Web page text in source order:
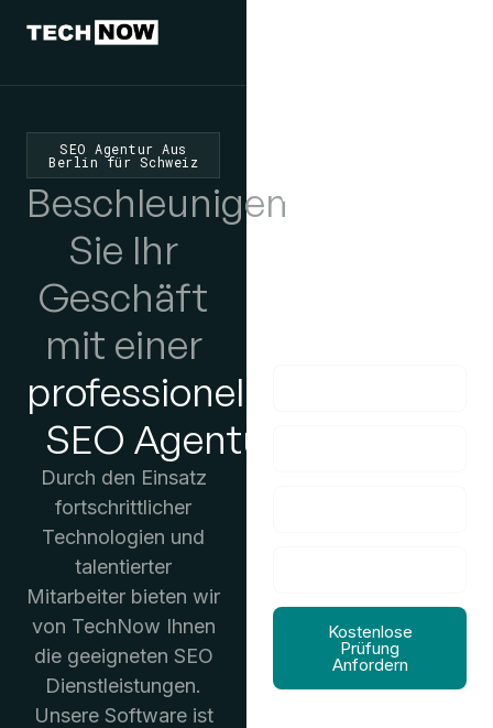
SEO Agentur Aus
Berlin für Schweiz
Beschleunigen
Sie Ihr
Geschäft
mit einer
professionellen
SEO Agentur
Durch den Einsatz
fortschrittlicher
Technologien und
talentierter
Mitarbeiter bieten wir
von TechNow Ihnen
die geeigneten SEO
Dienstleistungen.
Unsere Software ist
von Ihnen zu
Kostenlose
Prüfung
Anfordern